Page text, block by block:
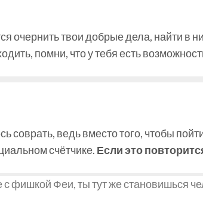
очернить твои добрые дела, найти в
помни, что у тебя есть
соврать, ведь вместо того, чтобы
счётчике. Если это
фишкой Феи, ты тут же становишься